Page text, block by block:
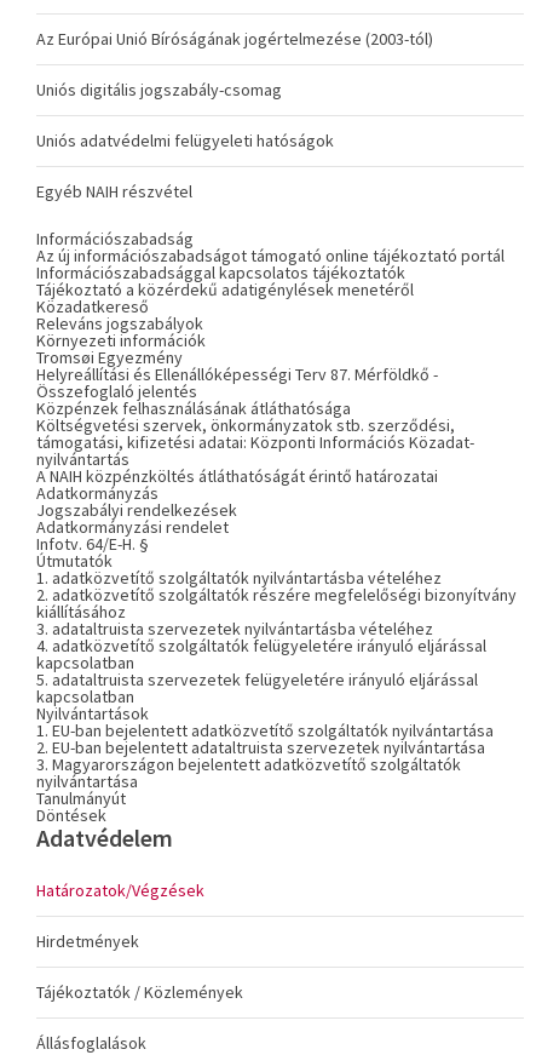
Az Európai Unió Bíróságának jogértelmezése (2003-tól)
Uniós digitális jogszabály-csomag
Uniós adatvédelmi felügyeleti hatóságok
Egyéb NAIH részvétel
Információszabadság
Az új információszabadságot támogató online tájékoztató portál
Információszabadsággal kapcsolatos tájékoztatók
Tájékoztató a közérdekű adatigénylések menetéről
Közadatkereső
Releváns jogszabályok
Környezeti információk
Tromsøi Egyezmény
Helyreállítási és Ellenállóképességi Terv 87. Mérföldkő -
Összefoglaló jelentés
Közpénzek felhasználásának átláthatósága
Költségvetési szervek, önkormányzatok stb. szerződési,
támogatási, kifizetési adatai: Központi Információs Közadat-
nyilvántartás
A NAIH közpénzköltés átláthatóságát érintő határozatai
Adatkormányzás
Jogszabályi rendelkezések
Adatkormányzási rendelet
Infotv. 64/E-H. §
Útmutatók
1. adatközvetítő szolgáltatók nyilvántartásba vételéhez
2. adatközvetítő szolgáltatók részére megfelelőségi bizonyítvány
kiállításához
3. adataltruista szervezetek nyilvántartásba vételéhez
4. adatközvetítő szolgáltatók felügyeletére irányuló eljárással
kapcsolatban
5. adataltruista szervezetek felügyeletére irányuló eljárással
kapcsolatban
Nyilvántartások
1. EU-ban bejelentett adatközvetítő szolgáltatók nyilvántartása
2. EU-ban bejelentett adataltruista szervezetek nyilvántartása
3. Magyarországon bejelentett adatközvetítő szolgáltatók
nyilvántartása
Tanulmányút
Döntések
Adatvédelem
Határozatok/Végzések
Hirdetmények
Tájékoztatók / Közlemények
Állásfoglalások